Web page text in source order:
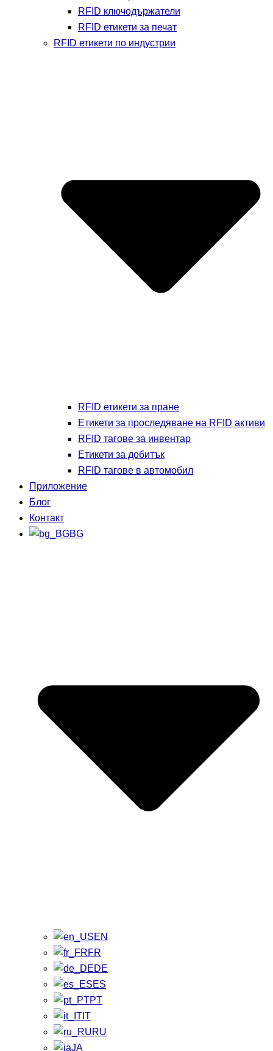
RFID ключодържатели
RFID етикети за печат
RFID етикети по индустрии
RFID етикети за пране
Етикети за проследяване на RFID активи
RFID тагове за инвентар
Етикети за добитък
RFID тагове в автомобил
Приложение
Блог
Контакт
BG
EN
FR
DE
ES
PT
IT
RU
JA